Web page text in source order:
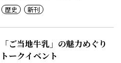
歴史
新刊
「ご当地牛乳」の魅力めぐり
トークイベント